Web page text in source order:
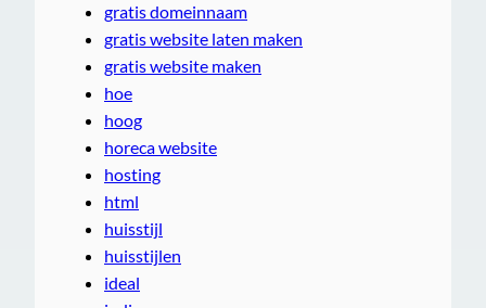
gratis domeinnaam
gratis website laten maken
gratis website maken
hoe
hoog
horeca website
hosting
html
huisstijl
huisstijlen
ideal